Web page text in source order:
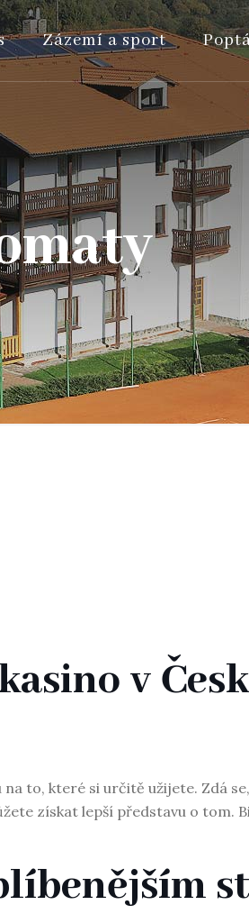
Zázemí a sport
v
to, které si určitě užijete. Zdá
získat lepší představu o tom.